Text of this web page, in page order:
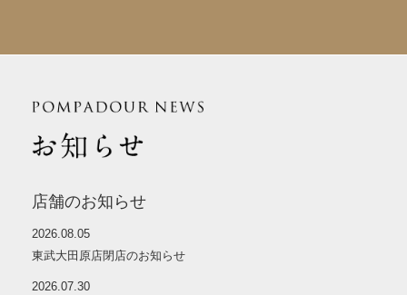
店舗のお知らせ
2026.08.05
東武大田原店閉店のお知らせ
2026.07.30